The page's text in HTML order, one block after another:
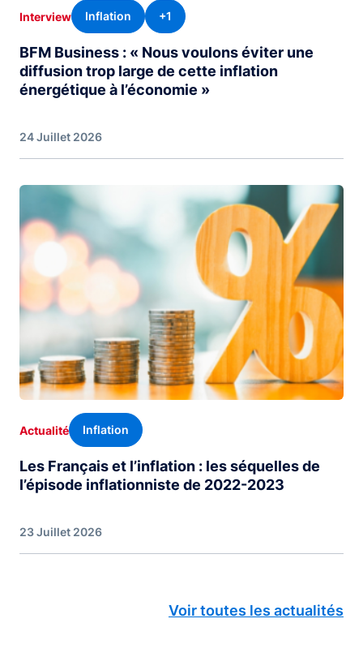
Interview Inflation +1
BFM Business : « Nous voulons éviter une
diffusion trop large de cette inflation
énergétique à l’économie »
24 Juillet 2026
Image
Actualité Inflation
Les Français et l’inflation : les séquelles de
l’épisode inflationniste de 2022-2023
23 Juillet 2026
Voir toutes les actualités